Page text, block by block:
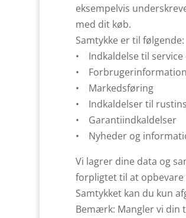
eksempelvis
med dit køb.
Samtykke er til følgende:
• Indkaldelse til
•
• Markedsføring
• Indkaldelser til
• Garantiindkaldelser
• Nyheder og
Vi lagrer dine data og
forpligtet til at opbevare
Samtykket kan du kun
Bemærk: Mangler vi din